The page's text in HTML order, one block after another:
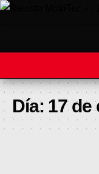
REVISTA
Día: 17 de